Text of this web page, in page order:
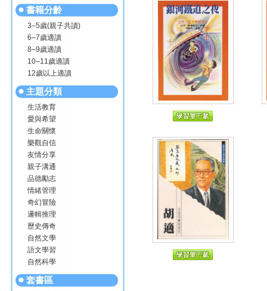
書籍分齡
3–5歲(親子共讀)
6–7歲適讀
8–9歲適讀
10–11歲適讀
12歲以上適讀
主題分類
生活教育
愛與希望
生命關懷
樂觀自信
友情分享
親子溝通
品德勵志
情緒管理
奇幻冒險
邏輯推理
歷史傳奇
自然文學
語文學習
自然科學
套書區